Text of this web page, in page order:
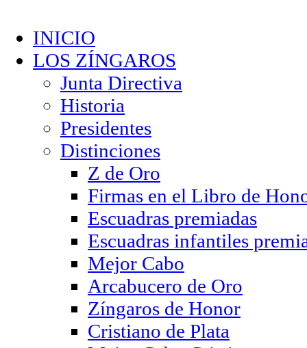
INICIO
LOS ZÍNGAROS
Junta Directiva
Historia
Presidentes
Distinciones
Z de Oro
Firmas en el Libro de
Escuadras premiadas
Escuadras infantiles
Mejor Cabo
Arcabucero de Oro
Zíngaros de Honor
Cristiano de Plata